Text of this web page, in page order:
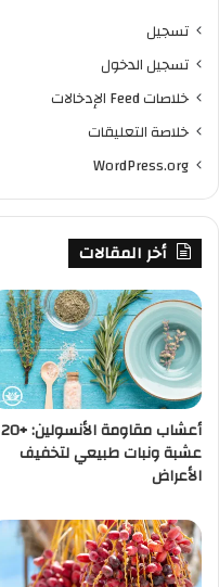
تسجيل
تسجيل الدخول
خلاصات Feed الإدخالات
خلاصة التعليقات
WordPress.org
أخر المقالات
أعشاب مقاومة الأنسولين: +20
عشبة ونبات طبيعي لتخفيف
الأعراض